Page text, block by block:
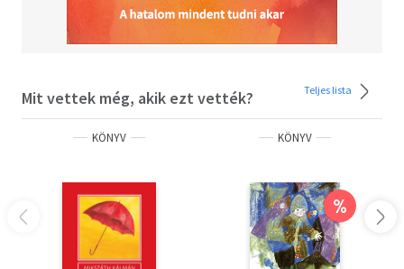
Mit vettek még, akik ezt vették? Teljes lista
KÖNYV KÖNYV
%